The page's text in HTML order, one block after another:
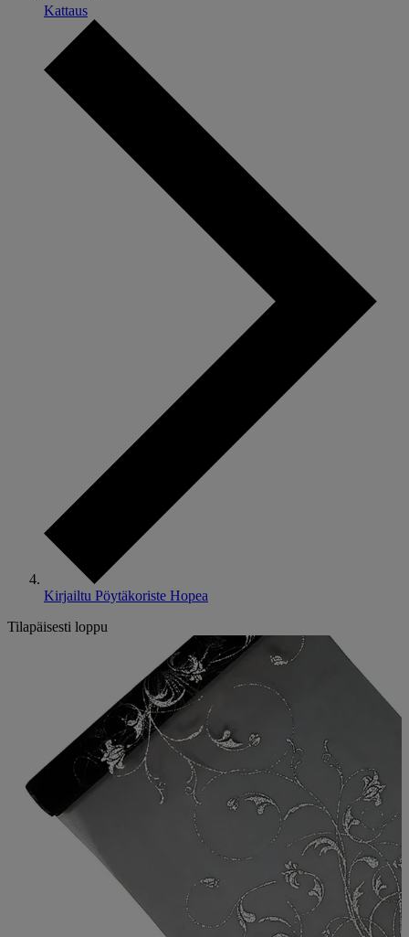
Kattaus
Kirjailtu Pöytäkoriste Hopea
Tilapäisesti loppu